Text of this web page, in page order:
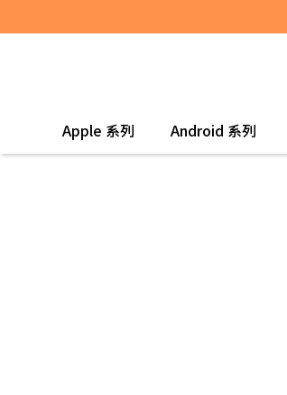
Apple 系列 Android 系列